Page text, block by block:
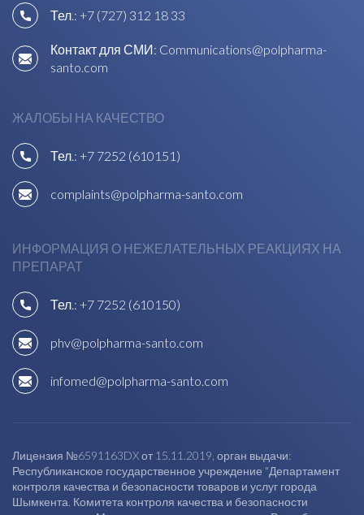
Тел.: +7 (727) 312 18 33
Контакт для СМИ: Communications@polpharma-
santo.com
ЖАЛОБЫ НА КАЧЕСТВО
Тел.: +7 7252 (610151)
complaints@polpharma-santo.com
ИНФОРМАЦИЯ О НЕЖЕЛАТЕЛЬНЫХ РЕАКЦИЯХ НА
ПРЕПАРАТ
Тел.: +7 7252 (610150)
phv@polpharma-santo.com
infomed@polpharma-santo.com
Лицензия №6591163DX от 15.11.2019, орган выдачи:
Республиканское государственное учреждение "Департамент
контроля качества и безопасности товаров и услуг города
Шымкента. Комитета контроля качества и безопасности